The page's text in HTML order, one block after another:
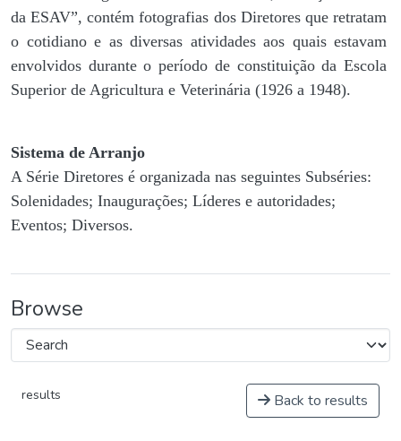
da ESAV”, contém fotografias dos Diretores que retratam
o cotidiano e as diversas atividades aos quais estavam
envolvidos durante o período de constituição da Escola
Superior de Agricultura e Veterinária (1926 a 1948).
Sistema de Arranjo
A Série Diretores é organizada nas seguintes Subséries:
Solenidades; Inaugurações; Líderes e autoridades;
Eventos; Diversos.
Browse
results Back to results